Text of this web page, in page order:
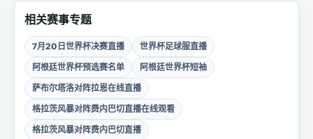
相关赛事专题
7月20日世界杯决赛直播
世界杯足球服直播
阿根廷世界杯预选赛名单
阿根廷世界杯短袖
萨布尔塔洛对阵拉恩在线直播
格拉茨风暴对阵费内巴切直播在线观看
格拉茨风暴对阵费内巴切直播